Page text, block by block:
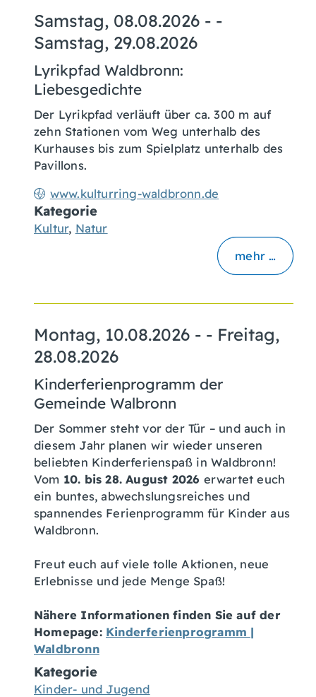
Samstag, 08.08.2026 - -
Samstag, 29.08.2026
Lyrikpfad Waldbronn:
Liebesgedichte
www.kulturring-waldbronn.de
Der Lyrikpfad verläuft über ca. 300 m auf
zehn Stationen vom Weg unterhalb des
Kurhauses bis zum Spielplatz unterhalb des
Pavillons.
Kategorie
Kultur, Natur
mehr …
Montag, 10.08.2026 - - Freitag,
28.08.2026
Kinderferienprogramm der
Gemeinde Walbronn
Der Sommer steht vor der Tür – und auch in
diesem Jahr planen wir wieder unseren
beliebten Kinderferienspaß in Waldbronn!
Vom 10. bis 28. August 2026 erwartet euch
ein buntes, abwechslungsreiches und
spannendes Ferienprogramm für Kinder aus
Waldbronn.
Freut euch auf viele tolle Aktionen, neue
Erlebnisse und jede Menge Spaß!
Nähere Informationen finden Sie auf der
Homepage: Kinderferienprogramm |
Waldbronn
Kategorie
Kinder- und Jugend